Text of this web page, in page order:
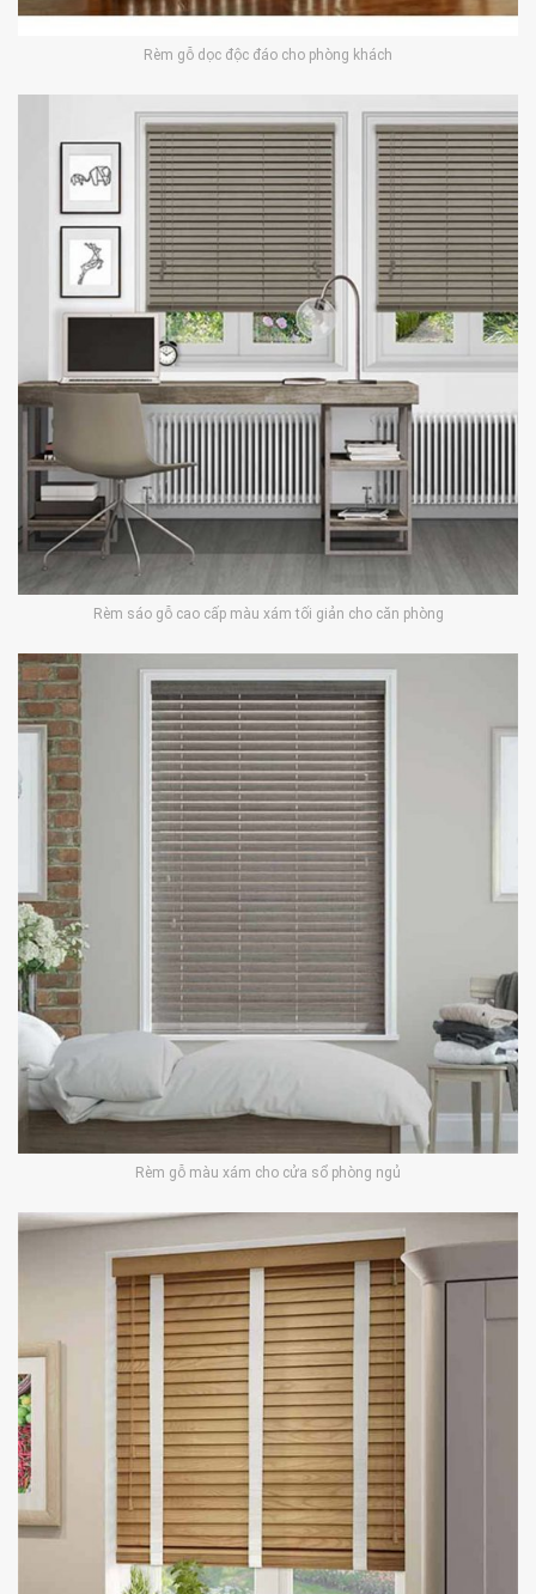
Rèm gỗ dọc độc đáo cho phòng khách
Rèm sáo gỗ cao cấp màu xám tối giản cho căn phòng
Rèm gỗ màu xám cho cửa sổ phòng ngủ